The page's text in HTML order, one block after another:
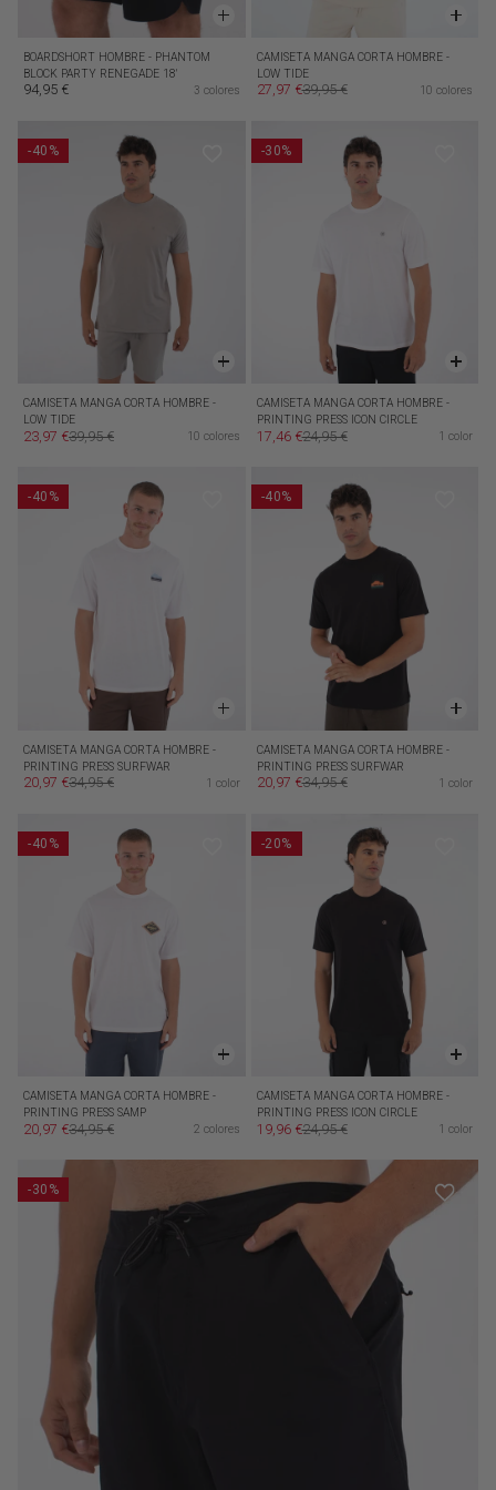
BOARDSHORT HOMBRE - PHANTOM
BLOCK PARTY RENEGADE 18'
Precio habitual
94,95 € 3 colores
CAMISETA MANGA CORTA HOMBRE -
LOW TIDE
Precio de oferta
27,97 €Precio habitual
39,95 € 10 colores
-40%
CAMISETA MANGA CORTA HOMBRE -
LOW TIDE
Precio de oferta
23,97 €Precio habitual
39,95 € 10 colores
-30%
CAMISETA MANGA CORTA HOMBRE -
PRINTING PRESS ICON CIRCLE
Precio de oferta
17,46 €Precio habitual
24,95 € 1 color
-40%
CAMISETA MANGA CORTA HOMBRE -
PRINTING PRESS SURFWAR
Precio de oferta
20,97 €Precio habitual
34,95 € 1 color
-40%
CAMISETA MANGA CORTA HOMBRE -
PRINTING PRESS SURFWAR
Precio de oferta
20,97 €Precio habitual
34,95 € 1 color
-40%
CAMISETA MANGA CORTA HOMBRE -
PRINTING PRESS SAMP
Precio de oferta
20,97 €Precio habitual
34,95 € 2 colores
-20%
CAMISETA MANGA CORTA HOMBRE -
PRINTING PRESS ICON CIRCLE
Precio de oferta
19,96 €Precio habitual
24,95 € 1 color
-30%